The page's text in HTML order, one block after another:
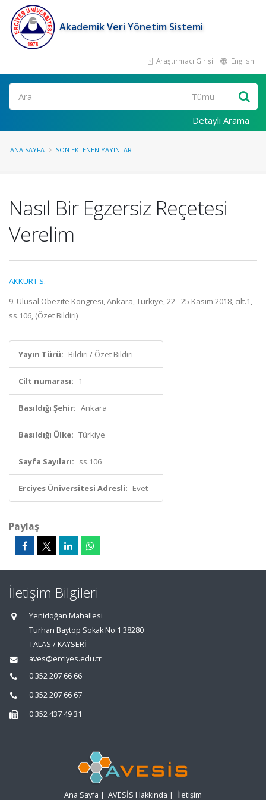
Akademik Veri Yönetim Sistemi
Araştırmacı Girişi English
Ara
Detaylı Arama
ANA SAYFA SON EKLENEN YAYINLAR
Nasıl Bir Egzersiz Reçetesi
Verelim
AKKURT S.
9. Ulusal Obezite Kongresi, Ankara, Türkiye, 22 - 25 Kasım 2018, cilt.1,
ss.106, (Özet Bildiri)
Yayın Türü: Bildiri / Özet Bildiri
Cilt numarası: 1
Basıldığı Şehir: Ankara
Basıldığı Ülke: Türkiye
Sayfa Sayıları: ss.106
Erciyes Üniversitesi Adresli: Evet
Paylaş
İletişim Bilgileri
Yenidoğan Mahallesi
Turhan Baytop Sokak No:1 38280
TALAS / KAYSERİ
aves@erciyes.edu.tr
0 352 207 66 66
0 352 207 66 67
0 352 437 49 31
Ana Sayfa | AVESİS Hakkında | İletişim